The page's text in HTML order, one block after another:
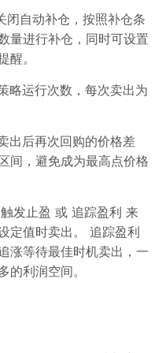
闭自动补仓，按照补仓条
量进行补仓，同时可设置
醒。
略运行次数，每次卖出为
出后再次回购的价格差
间，避免成为最高点价格
发止盈 或 追踪盈利 来
定值时卖出。 追踪盈利
涨等待最佳时机卖出，一
的利润空间。